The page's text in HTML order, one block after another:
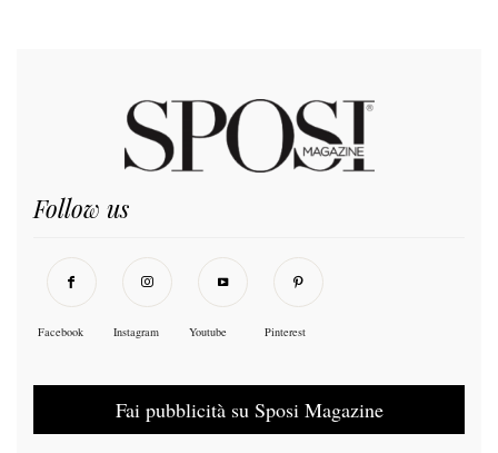
Follow us
Facebook Instagram Youtube Pinterest
Fai pubblicità su Sposi Magazine